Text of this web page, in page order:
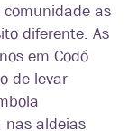
as
diferente. As
em Codó
de levar
nas aldeias